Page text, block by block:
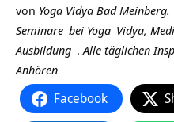
von Yoga Vidya Bad Meinberg.
Seminare bei Yoga Vidya,
Ausbildung .Alle täglichen
Anhören
Facebook